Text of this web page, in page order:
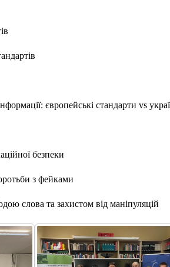
європейські стандарти vs
безпеки
з фейками
слова та захистом від маніпуляцій